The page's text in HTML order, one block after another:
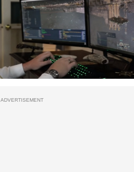
ADVERTISEMENT